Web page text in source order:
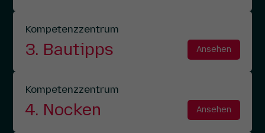
Kompetenzzentrum
3. Bautipps Ansehen
Kompetenzzentrum
4. Nocken Ansehen